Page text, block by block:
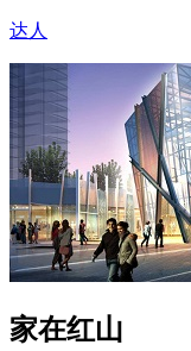
达人
家在红山